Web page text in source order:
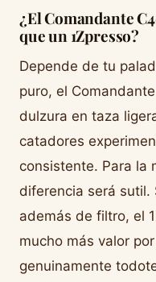
¿El Comandante
que un 1Zpresso?
Depende de tu
puro, el
dulzura en taza
catadores
consistente. Para la
diferencia será sutil.
además de filtro, el
mucho más valor
genuinamente